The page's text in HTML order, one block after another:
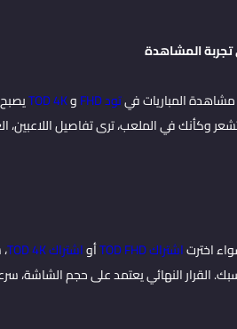
المشاهدة
مشاهدة المباريات فيتود FHD وTOD 4K
اخترتاشتراك TOD FHD أواشتراك TOD 4K
القرار النهائي يعتمد على حجم الشاشة، سرعة